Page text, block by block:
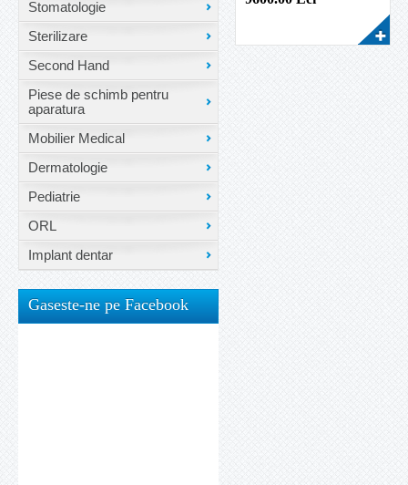
Stomatologie
Sterilizare
Second Hand
Piese de schimb pentru
aparatura
Mobilier Medical
Dermatologie
Pediatrie
ORL
Implant dentar
Gaseste-ne pe Facebook